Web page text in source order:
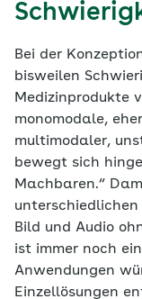
Bei der
bisweilen
Medizinprodukte
monomodale,
multimodaler,
bewegt sich
Machbaren.“
Bild und Audio
ist immer noch
Anwendungen
Einzellösungen